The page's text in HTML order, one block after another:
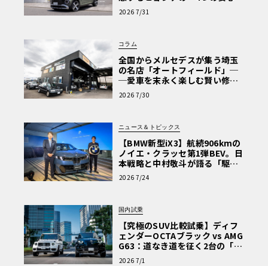
【第1回・ヒョンデ6つの疑問：
Why? Hyundai?】〈PR〉
2026 7/31
コラム
全国からメルセデスが集う埼玉
の名店「オートフィールド」─
─愛車を末永く楽しむ賢い修理
術と、プロがフックス製オイル
を選ぶ理由〈PR〉
2026 7/30
ニュース＆トピックス
【BMW新型iX3】航続906kmの
ノイエ・クラッセ第1弾BEV。日
本戦略と中村敬斗が語る「駆け
ぬける歓び」
2026 7/24
国内試乗
【究極のSUV比較試乗】ディフ
ェンダーOCTAブラック vs AMG
G63：道なき道を征く2台の「対
極的アプローチ」
2026 7/1